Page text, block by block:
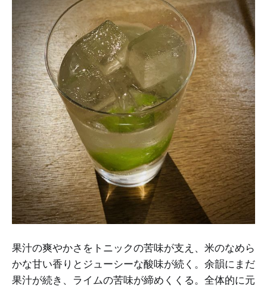
果汁の爽やかさをトニックの苦味が支え、米のなめら
かな甘い香りとジューシーな酸味が続く。余韻にまだ
果汁が続き、ライムの苦味が締めくくる。全体的に元